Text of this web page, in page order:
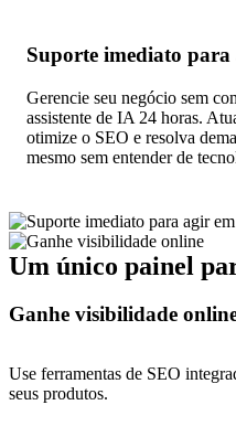
Suporte imediato para
Gerencie seu negócio sem
assistente de IA 24 horas.
otimize o SEO e resolva
mesmo sem entender de
Um único painel
Ganhe visibilidade
Use ferramentas de SEO
seus produtos.